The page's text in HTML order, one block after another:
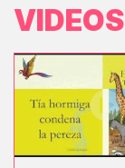
VIDEOS